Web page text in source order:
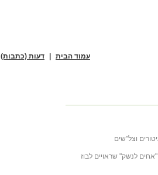
עמוד הבית דעות (כתבות)
וצל"שים
תגובה לכתבה של ליבסקינד מ- 31 באוקטובר 2025 "אחים לנשק" שראויים לבוז